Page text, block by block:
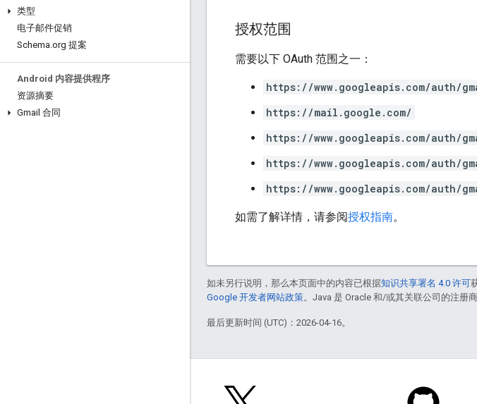
类型
电子邮件促销
Schema.org 提案
Android 内容提供程序
资源摘要
Gmail 合同
授权范围
需要以下 OAuth 范围之一：
https://www.googleapis.com/auth/
https://mail.google.com/
https://www.googleapis.com/auth/
https://www.googleapis.com/auth/
https://www.googleapis.com/auth/
如需了解详情，请参阅授权指南。
如未另行说明，那么本页面中的内容已根据知识共享署名 4.0 许可
Google 开发者网站政策。Java 是 Oracle 和/或其关联公司的注册商
最后更新时间 (UTC)：2026-04-16。